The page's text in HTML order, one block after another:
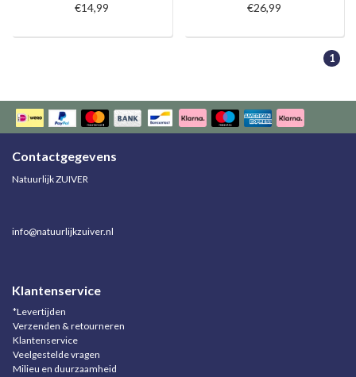
€14,99 €26,99
1
Contactgegevens
Natuurlijk ZUIVER
info@natuurlijkzuiver.nl
Klantenservice
*Levertijden
Verzenden & retourneren
Klantenservice
Veelgestelde vragen
Milieu en duurzaamheid